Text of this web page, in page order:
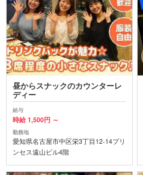
昼からスナックのカウンターレ
ディー
給与
時給 1,500円 ～
勤務地
愛知県名古屋市中区栄3丁目12-14プリ
ンセス遠山ビル4階